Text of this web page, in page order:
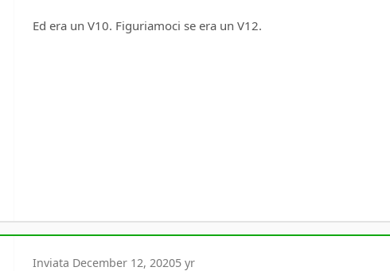
Ed era un V10. Figuriamoci se era un V12.
Inviata December 12, 20205 yr